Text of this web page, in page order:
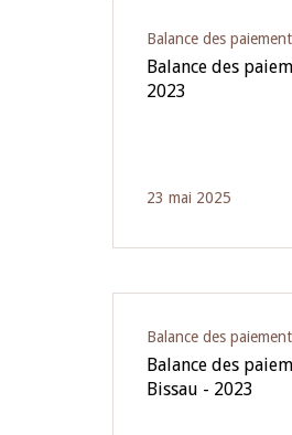
Balance des
Balance des
2023
23 mai 2025
Balance des
Balance des
Bissau - 2023